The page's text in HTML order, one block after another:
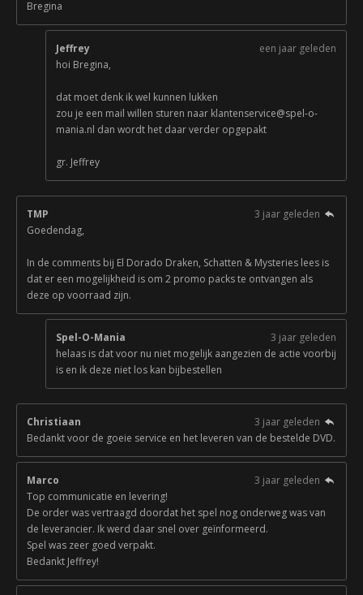
Bregina
Jeffrey
een jaar geleden
hoi Bregina,
dat moet denk ik wel kunnen lukken
zou je een mail willen sturen naar klantenservice@spel-o-
mania.nl dan wordt het daar verder opgepakt
gr. Jeffrey
TMP
3 jaar geleden
Goedendag,
In de comments bij El Dorado Draken, Schatten & Mysteries lees is
dat er een mogelijkheid is om 2 promo packs te ontvangen als
deze op voorraad zijn.
Spel-O-Mania
3 jaar geleden
helaas is dat voor nu niet mogelijk aangezien de actie voorbij
is en ik deze niet los kan bijbestellen
Christiaan
3 jaar geleden
Bedankt voor de goeie service en het leveren van de bestelde DVD.
Marco
3 jaar geleden
Top communicatie en levering!
De order was vertraagd doordat het spel nog onderweg was van
de leverancier. Ik werd daar snel over geïnformeerd.
Spel was zeer goed verpakt.
Bedankt Jeffrey!